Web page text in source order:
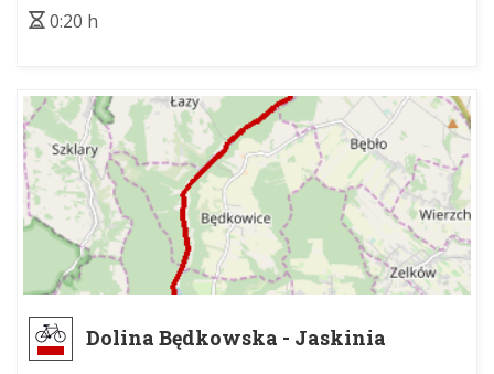
0:20 h
Dolina Będkowska - Jaskinia
Łabajowa